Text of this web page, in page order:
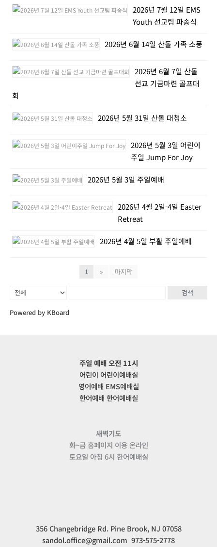
2026년 7월 12일 EMS
Youth 선교팀 파송식
2026년 6월 14일 산돌 가족 소풍
2026년 6월 7일 산돌
선교 기금마련 골프대
회
2026년 5월 31일 산돌 대청소
2026년 5월 3일 어린이
주일 Jump For Joy
2026년 5월 3일 주일예배
2026년 4월 2일-4일 Easter
Retreat
2026년 4월 5일 부활 주일예배
1 » 마지막
검색
Powered by KBoard
주일 예배 오전 11시
어린이 어린이예배실
영어예배 EMS예배실
한어예배 한어예배실
새벽기도
화~금 홈페이지 이용 온라인
토요일 아침 6시 한어예배실
356 Changebridge Rd. Pine Brook, NJ 07058
sandol.office@gmail.com 973-575-2778